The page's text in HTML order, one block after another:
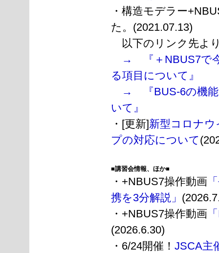
・構造モデラー
た。(2021.07.13)
以下のリンク先よ
→ 『＋NBUS7で今
る項目について』
→ 『BUS-6の機能
いて』
・[更新]新型コロナ
プの対応について
■講習会情報、ほか■
・+NBUS7操作動画
携を3分解説」
・+NBUS7操作動画
(2026.6.30)
・6/24開催！ JSCA主